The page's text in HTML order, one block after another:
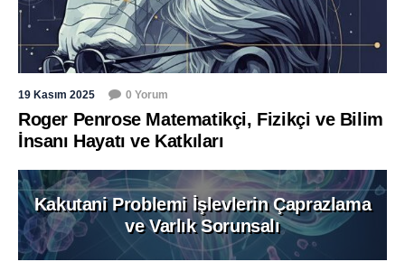
19 Kasım 2025 0 Yorum
Roger Penrose Matematikçi, Fizikçi ve Bilim
İnsanı Hayatı ve Katkıları
Kakutani Problemi İşlevlerin Çaprazlama
ve Varlık Sorunsalı